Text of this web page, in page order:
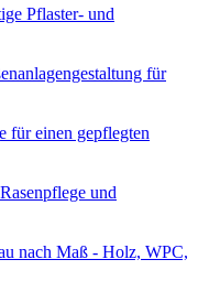
Pflaster- und
für
für einen gepflegten
und
nach Maß - Holz, WPC,